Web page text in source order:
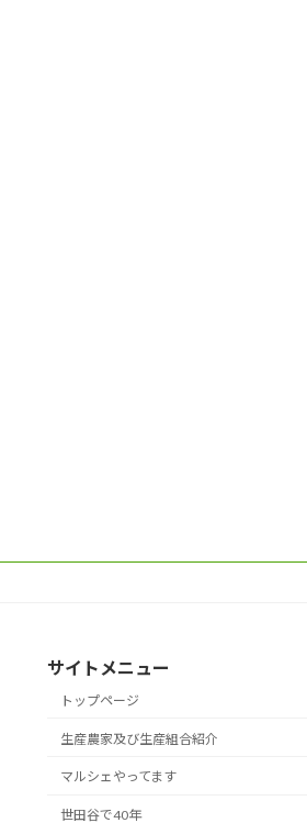
サイトメニュー
トップページ
生産農家及び生産組合紹介
マルシェやってます
世田谷で40年